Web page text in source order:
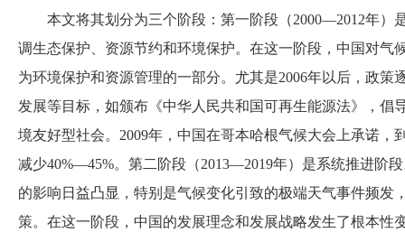
本文将其划分为三个阶段：第一阶段（2000—2012年）
调生态保护、资源节约和环境保护。在这一阶段，中国对气
为环境保护和资源管理的一部分。尤其是2006年以后，政策
发展等目标，如颁布《中华人民共和国可再生能源法》，倡
境友好型社会。2009年，中国在哥本哈根气候大会上承诺，
减少40%—45%。第二阶段（2013—2019年）是系统推进阶
的影响日益凸显，特别是气候变化引致的极端天气事件频发
策。在这一阶段，中国的发展理念和发展战略发生了根本性